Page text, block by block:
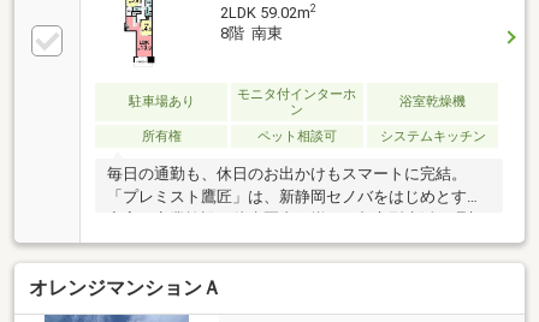
2LDK 59.02m2
8階 南東
駐車場あり
モニタ付インターホ
ン
浴室乾燥機
所有権 ペット相談可 システムキッチン
毎日の通勤も、休日のお出かけもスマートに完結。
「プレミスト鷹匠」は、新静岡セノバをはじめとする
形です。静鉄・JR・バスのマルチアクセスが可能で、
車に頼らないフットワークの軽さを実現します。さら
に、静岡市内でも屈指の人気を誇る「鷹匠」アドレス
は、将来的な資産価値の維持にも期待が持てる立地。
オレンジマンションＡ